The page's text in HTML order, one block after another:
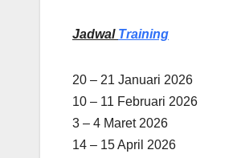
Jadwal Training
20 – 21 Januari 2026
10 – 11 Februari 2026
3 – 4 Maret 2026
14 – 15 April 2026